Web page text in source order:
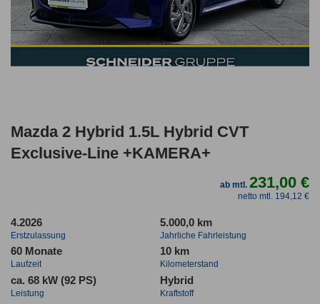
Mazda 2 Hybrid 1.5L Hybrid CVT
Exclusive-Line +KAMERA+
ab mtl.231,00 €
netto mtl. 194,12 €
4.2026
Erstzulassung
5.000,0 km
Jahrliche Fahrleistung
60 Monate
Laufzeit
10 km
Kilometerstand
ca. 68 kW (92 PS)
Leistung
Hybrid
Kraftstoff